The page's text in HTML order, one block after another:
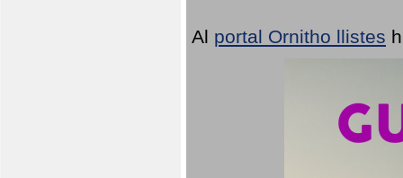
Al portal Ornitho llistes